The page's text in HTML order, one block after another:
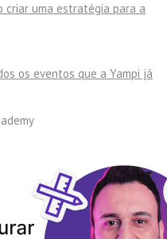
criar uma estratégia para a
os eventos que a Yampi já